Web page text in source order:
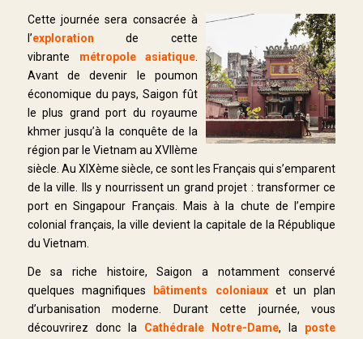
Cette journée sera consacrée à
l’exploration de cette
vibrante métropole asiatique.
Avant de devenir le poumon
économique du pays, Saigon fût
le plus grand port du royaume
khmer jusqu’à la conquête de la
région par le Vietnam au XVIIème
siècle. Au XIXème siècle, ce sont les Français qui s’emparent
de la ville. Ils y nourrissent un grand projet : transformer ce
port en Singapour Français. Mais à la chute de l’empire
colonial français, la ville devient la capitale de la République
du Vietnam.
De sa riche histoire, Saigon a notamment conservé
quelques magnifiques
bâtiments coloniauxet un plan
d’urbanisation moderne. Durant cette journée, vous
découvrirez donc la Cathédrale Notre-Dame, la poste